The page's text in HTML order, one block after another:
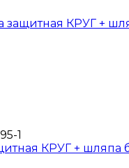
1
КРУГ + шляпа